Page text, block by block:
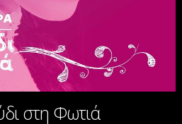
στη Φωτιά